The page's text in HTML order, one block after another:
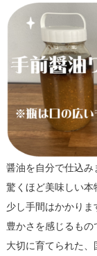
醤油を自分で仕込み
驚くほど美味しい本
少し手間はかかり
豊かさを感じるもの
大切に育てられた、